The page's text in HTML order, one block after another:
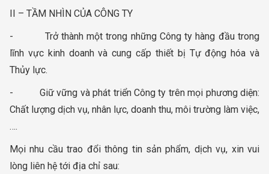
II – TẦM NHÌN CỦA CÔNG TY
- Trở thành một trong những Công ty hàng đầu trong
lĩnh vực kinh doanh và cung cấp thiết bị Tự động hóa và
Thủy lực.
- Giữ vững và phát triển Công ty trên mọi phương diện:
Chất lượng dịch vụ, nhân lực, doanh thu, môi trường làm việc,
….
Mọi nhu cầu trao đổi thông tin sản phẩm, dịch vụ, xin vui
lòng liên hệ tới địa chỉ sau: